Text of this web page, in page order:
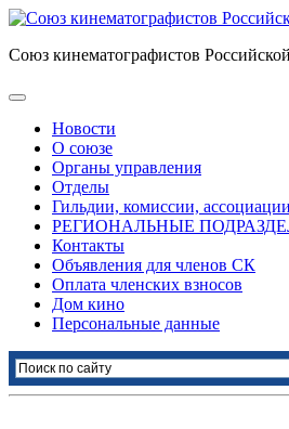
Союз кинематографистов
Новости
О союзе
Органы управления
Отделы
Гильдии, комиссии, ассоциации
РЕГИОНАЛЬНЫЕ
Контакты
Объявления для членов СК
Оплата членских взносов
Дом кино
Персональные данные